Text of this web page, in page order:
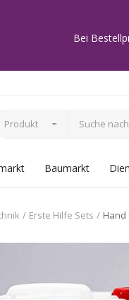
Bei
Produkt
Baumarkt
Erste Hilfe Sets Hand